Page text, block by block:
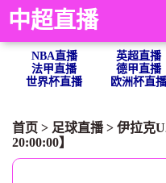
中超直播
NBA直播 英超直播
法甲直播
德甲直播
世界杯直播
欧洲杯直播
首页 > 足球直播> 伊拉克
20:00:00】